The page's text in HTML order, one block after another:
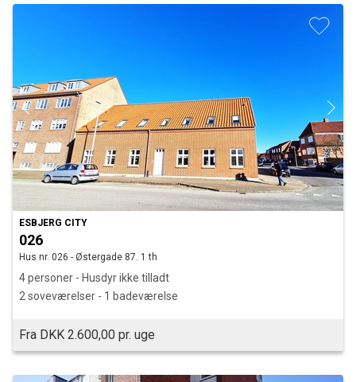
ESBJERG CITY
026
Hus nr. 026 - Østergade 87. 1 th
4 personer - Husdyr ikke tilladt
2 soveværelser - 1 badeværelse
Fra DKK 2.600,00 pr. uge